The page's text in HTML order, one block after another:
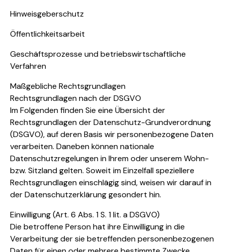
Hinweisgeberschutz
Öffentlichkeitsarbeit
Geschäftsprozesse und betriebswirtschaftliche
Verfahren
Maßgebliche Rechtsgrundlagen
Rechtsgrundlagen nach der DSGVO
Im Folgenden finden Sie eine Übersicht der
Rechtsgrundlagen der Datenschutz-Grundverordnung
(DSGVO), auf deren Basis wir personenbezogene Daten
verarbeiten. Daneben können nationale
Datenschutzregelungen in Ihrem oder unserem Wohn-
bzw. Sitzland gelten. Soweit im Einzelfall speziellere
Rechtsgrundlagen einschlägig sind, weisen wir darauf in
der Datenschutzerklärung gesondert hin.
Einwilligung (Art. 6 Abs. 1 S. 1 lit. a DSGVO)
Die betroffene Person hat ihre Einwilligung in die
Verarbeitung der sie betreffenden personenbezogenen